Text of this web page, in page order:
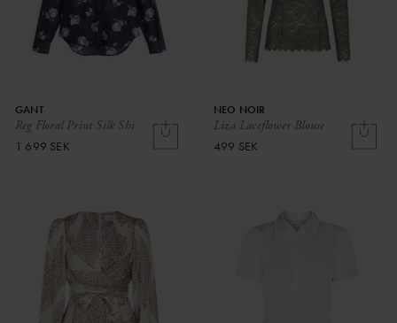
Reg Floral Print Silk Shi
GANT
1 699 SEK
Liza Laceflower Blouse
NEO NOIR
499 SEK